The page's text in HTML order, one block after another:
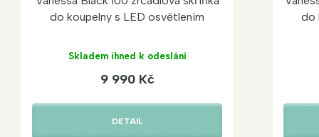
do koupelny s LED osvětlením
Skladem ihned k odeslání
9 990 Kč
DETAIL
do